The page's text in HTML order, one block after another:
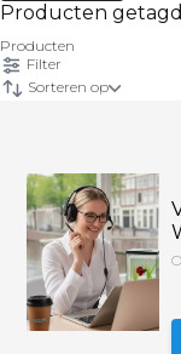
Producten
Producten
Filter
Sorteren op